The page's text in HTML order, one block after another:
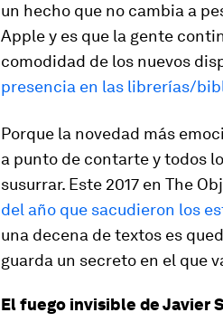
un hecho que no cambia a
Apple y es que la gente
comodidad de los nuevos
presencia en las librerías/
Porque la novedad más
a punto de contarte y todos
susurrar. Este 2017 en The
del año que sacudieron los
una decena de textos es
guarda un secreto en el que
El fuego invisible de Javier